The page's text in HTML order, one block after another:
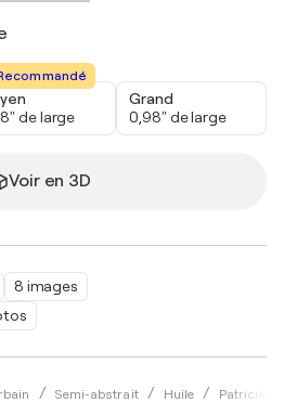
8 images
Semi-abstrait Huile Patricia
de large
Grand
0,98" de large
Voir en 3D